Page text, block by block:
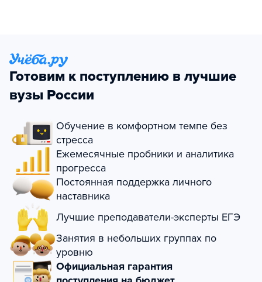
Готовим к поступлению в лучшие
вузы России
Обучение в комфортном темпе без
стресса
Ежемесячные пробники и аналитика
прогресса
Постоянная поддержка личного
наставника
Лучшие преподаватели-эксперты ЕГЭ
Занятия в небольших группах по
уровню
Официальная гарантия